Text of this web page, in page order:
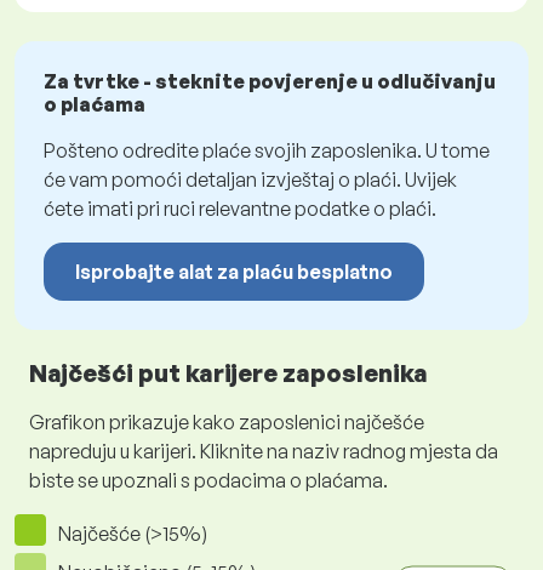
Za tvrtke - steknite povjerenje u odlučivanju
o plaćama
Pošteno odredite plaće svojih zaposlenika. U tome
će vam pomoći detaljan izvještaj o plaći. Uvijek
ćete imati pri ruci relevantne podatke o plaći.
Isprobajte alat za plaću besplatno
Najčešći put karijere zaposlenika
Grafikon prikazuje kako zaposlenici najčešće
napreduju u karijeri. Kliknite na naziv radnog mjesta da
biste se upoznali s podacima o plaćama.
Najčešće (>15%)